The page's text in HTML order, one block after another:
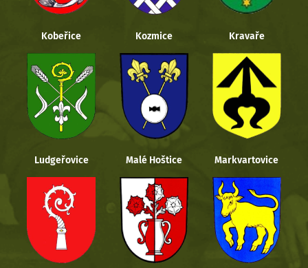
Kobeřice Kozmice Kravaře
Ludgeřovice Malé Hoštice Markvartovice